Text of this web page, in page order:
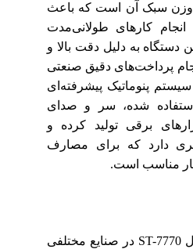
وزن سبک آن است که باعث
کارهای طولانی‌مدت
دستگاه به دلیل دقت بالا و
پرداخت‌های دقیق صنعتی
پنوماتیک پیشرفته‌ای
شده، سر و صدای
برقی تولید کرده و
دارد که برای مصارف
مناسب است.
پولیش بادی 7 اینچ مدل ST-7770 در صنایع مختلفی